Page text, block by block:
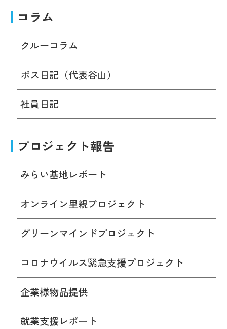
コラム
クルーコラム
ボス日記（代表谷山）
社員日記
プロジェクト報告
みらい基地レポート
オンライン里親プロジェクト
グリーンマインドプロジェクト
コロナウイルス緊急支援プロジェクト
企業様物品提供
就業支援レポート